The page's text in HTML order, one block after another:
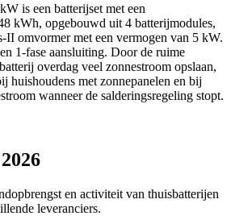
is een batterijset met een
kWh, opgebouwd uit 4 batterijmodules,
omvormer met een vermogen van 5 kW.
1-fase aansluiting. Door de ruime
overdag veel zonnestroom opslaan,
huishoudens met zonnepanelen en bij
wanneer de salderingsregeling stopt.
en activiteit van thuisbatterijen
leveranciers.